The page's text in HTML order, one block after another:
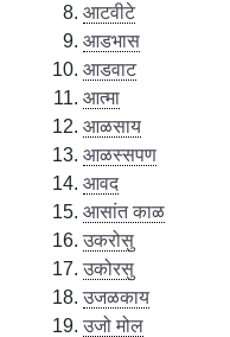
आटवीटे
आडभास
आडवाट
आत्मा
आळसाय
आळस्सपण
आवद
आसांत काळ
उकरोसु
उकोरसु
उजळकाय
उजो मोल